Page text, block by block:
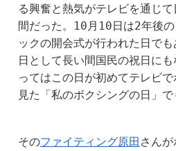
る興奮と熱気がテレビを通じ
間だった。10月10日は2年後
ックの開会式が行われた日で
日として長い間国民の祝日に
ってはこの日が初めてテレビ
見た「私のボクシングの日」で
そのファイティング原田 さん